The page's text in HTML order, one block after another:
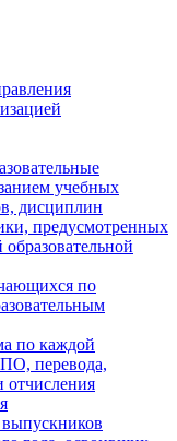
учебных
дисциплин
предусмотренных
по
по каждой
перевода,
отчисления
выпускников